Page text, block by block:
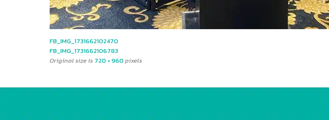
FB_IMG_1731662102470
FB_IMG_1731662106783
Original size is 720 × 960 pixels